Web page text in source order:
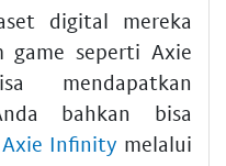
digital mereka
game seperti Axie
mendapatkan
bahkan bisa
Infinity melalui